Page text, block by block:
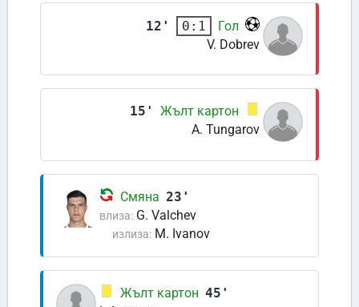
12' 0:1
Гол
V. Dobrev
15'
Жълт картон
A. Tungarov
Смяна 23'
влиза: G. Valchev
излиза: M. Ivanov
Жълт картон 45'